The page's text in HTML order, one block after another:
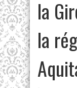
la
la